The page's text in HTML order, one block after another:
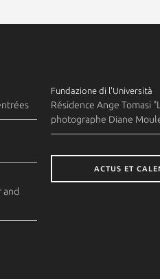
and
Fundazione di l'Università
Résidence Ange Tomasi
photographe Diane
ACTUS ET